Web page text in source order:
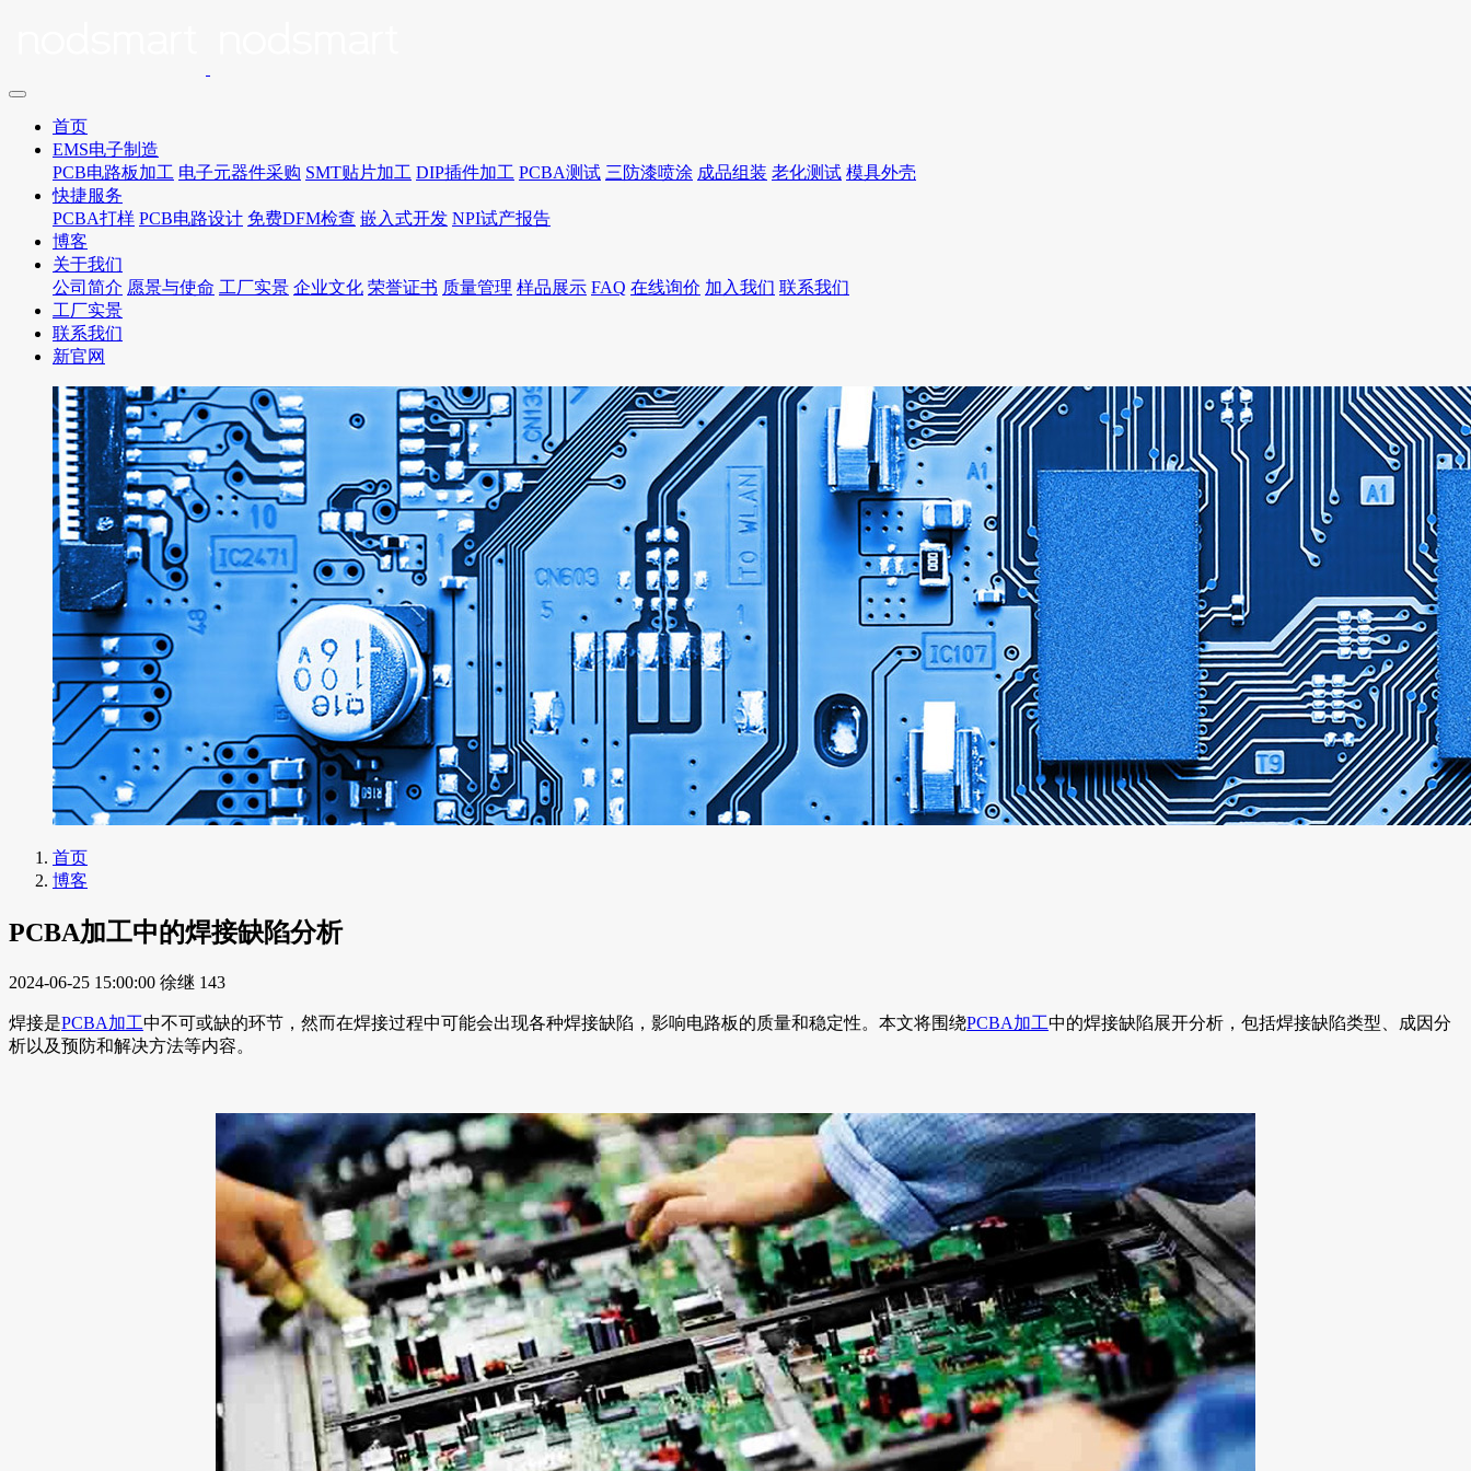
首页
EMS电子制造
PCB电路板加工 电子元器件采购 SMT贴片加工 DIP插件加工 PCBA测试 三防漆喷涂 成品组装 老化测试 模具外壳
快捷服务
PCBA打样 PCB电路设计 免费DFM检查 嵌入式开发 NPI试产报告
博客
关于我们
公司简介 愿景与使命 工厂实景 企业文化 荣誉证书 质量管理 样品展示 FAQ 在线询价 加入我们 联系我们
工厂实景
联系我们
新官网
首页
博客
PCBA加工中的焊接缺陷分析
2024-06-25 15:00:00 徐继 143
焊接是PCBA加工中不可或缺的环节，然而在焊接过程中可能会出现各种焊接缺陷，影响电路板的质量和稳定性。本文将围绕PCBA加工中的焊接缺陷展开分析，包括焊接缺陷类型、成因分
析以及预防和解决方法等内容。